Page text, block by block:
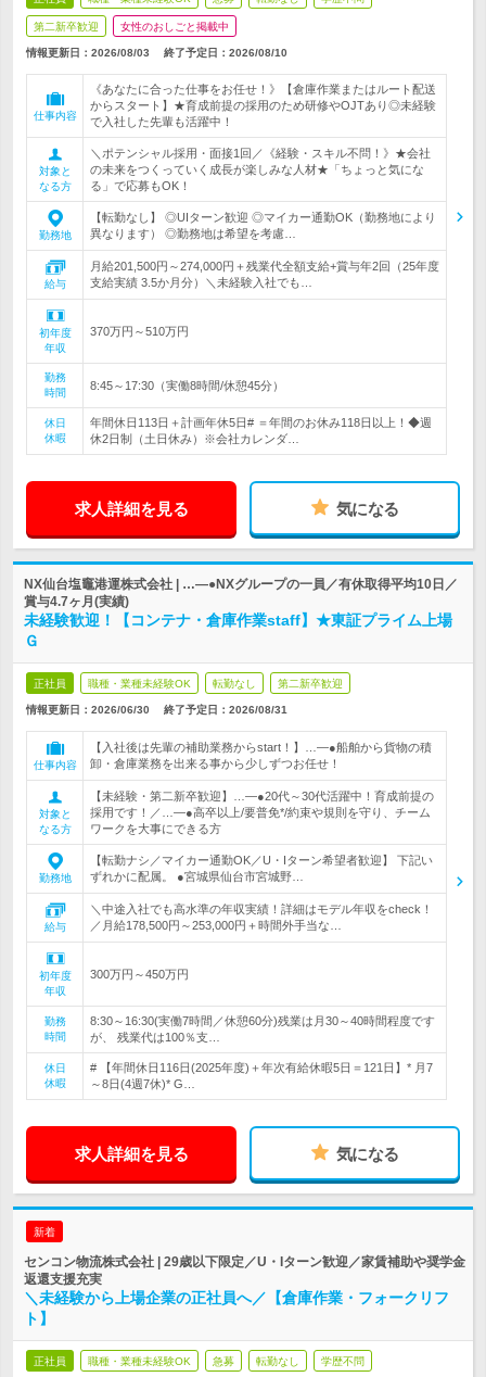
第二新卒歓迎 女性のおしごと掲載中
情報更新日：2026/08/03 終了予定日： 2026/08/10
仕事内容
《あなたに合った仕事をお任せ！》【倉庫作業またはルート配送
からスタート】★育成前提の採用のため研修やOJTあり◎未経験
で入社した先輩も活躍中！
対象と
なる方
＼ポテンシャル採用・面接1回／《経験・スキル不問！》★会社
の未来をつくっていく成長が楽しみな人材★「ちょっと気にな
る」で応募もOK！
勤務地
【転勤なし】 ◎UIターン歓迎 ◎マイカー通勤OK（勤務地により
異なります） ◎勤務地は希望を考慮…
給与
月給201,500円～274,000円＋残業代全額支給+賞与年2回（25年度
支給実績 3.5か月分）＼未経験入社でも…
初年度
年収
370万円～510万円
勤務
時間
8:45～17:30（実働8時間/休憩45分）
休日
休暇
年間休日113日＋計画年休5日# ＝年間のお休み118日以上！◆週
休2日制（土日休み）※会社カレンダ…
求人詳細を見る 気になる
NX仙台塩竈港運株式会社 | …―●NXグループの一員／有休取得平均10日／
賞与4.7ヶ月(実績)
未経験歓迎！【コンテナ・倉庫作業staff】★東証プライム上場
Ｇ
正社員 職種・業種未経験OK 転勤なし 第二新卒歓迎
情報更新日：2026/06/30 終了予定日： 2026/08/31
仕事内容
【入社後は先輩の補助業務からstart！】…―●船舶から貨物の積
卸・倉庫業務を出来る事から少しずつお任せ！
対象と
なる方
【未経験・第二新卒歓迎】…―●20代～30代活躍中！育成前提の
採用です！／…―●高卒以上/要普免*/約束や規則を守り、チーム
ワークを大事にできる方
勤務地
【転勤ナシ／マイカー通勤OK／U・Iターン希望者歓迎】 下記い
ずれかに配属。 ●宮城県仙台市宮城野…
給与
＼中途入社でも高水準の年収実績！詳細はモデル年収をcheck！
／月給178,500円～253,000円＋時間外手当な…
初年度
年収
300万円～450万円
勤務
時間
8:30～16:30(実働7時間／休憩60分)残業は月30～40時間程度です
が、 残業代は100％支…
休日
休暇
# 【年間休日116日(2025年度)＋年次有給休暇5日＝121日】* 月7
～8日(4週7休)* G…
求人詳細を見る 気になる
新着
センコン物流株式会社 | 29歳以下限定／U・Iターン歓迎／家賃補助や奨学金
返還支援充実
＼未経験から上場企業の正社員へ／【倉庫作業・フォークリフ
ト】
正社員 職種・業種未経験OK 急募 転勤なし 学歴不問